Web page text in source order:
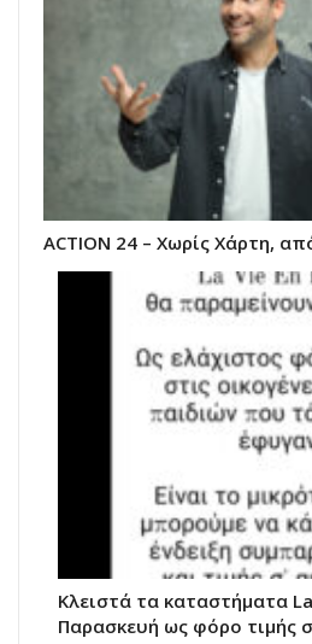
ACTION 24 – Χωρίς Χάρτη,
Κλειστά τα καταστήματα
Παρασκευή ως φόρο τιμής